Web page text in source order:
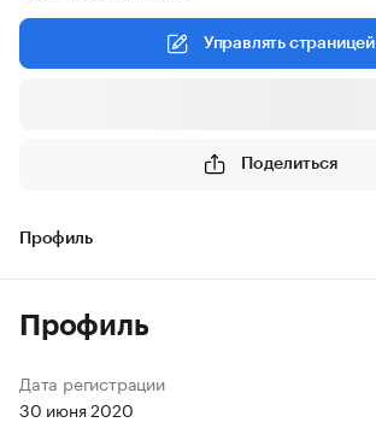
Управлять страницей
Поделиться
Профиль
Профиль
Дата регистрации
30 июня 2020